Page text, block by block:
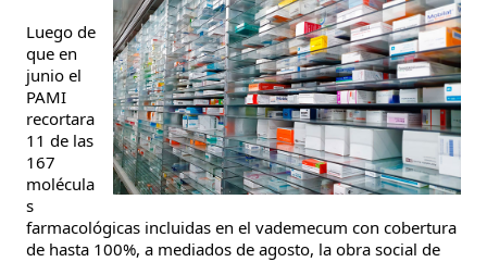
Luego de
que en
junio el
PAMI
recortara
11 de las
167
molécula
s
farmacológicas incluidas en el vademecum con cobertura
de hasta 100%, a mediados de agosto, la obra social de